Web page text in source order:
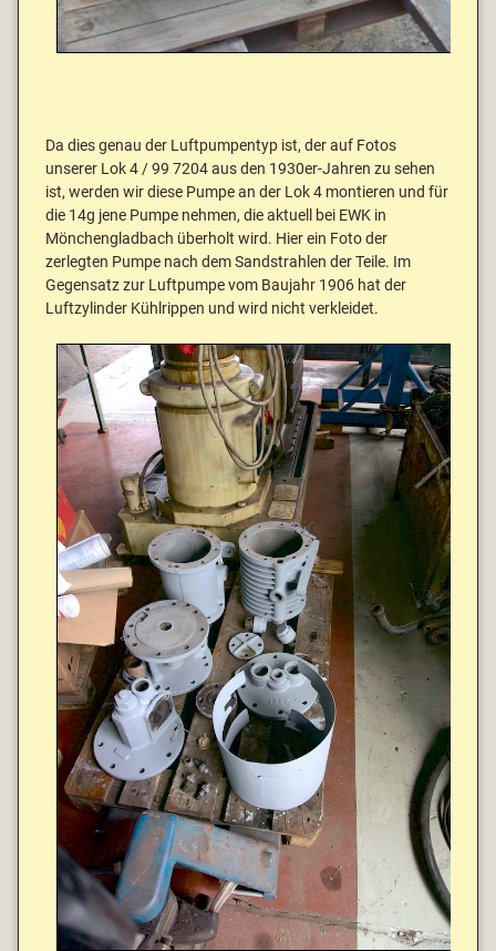
Da dies genau der Luftpumpentyp ist, der auf Fotos
unserer Lok 4 / 99 7204 aus den 1930er-Jahren zu sehen
ist, werden wir diese Pumpe an der Lok 4 montieren und für
die 14g jene Pumpe nehmen, die aktuell bei EWK in
Mönchengladbach überholt wird. Hier ein Foto der
zerlegten Pumpe nach dem Sandstrahlen der Teile. Im
Gegensatz zur Luftpumpe vom Baujahr 1906 hat der
Luftzylinder Kühlrippen und wird nicht verkleidet.